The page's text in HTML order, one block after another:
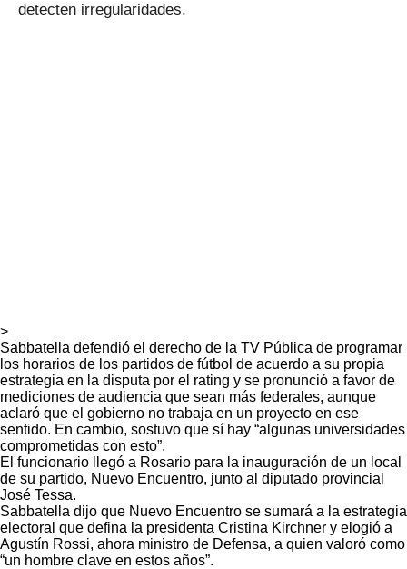
detecten irregularidades.
>
Sabbatella defendió el derecho de la TV Pública de programar
los horarios de los partidos de fútbol de acuerdo a su propia
estrategia en la disputa por el rating y se pronunció a favor de
mediciones de audiencia que sean más federales, aunque
aclaró que el gobierno no trabaja en un proyecto en ese
sentido. En cambio, sostuvo que sí hay “algunas universidades
comprometidas con esto”.
El funcionario llegó a Rosario para la inauguración de un local
de su partido, Nuevo Encuentro, junto al diputado provincial
José Tessa.
Sabbatella dijo que Nuevo Encuentro se sumará a la estrategia
electoral que defina la presidenta Cristina Kirchner y elogió a
Agustín Rossi, ahora ministro de Defensa, a quien valoró como
“un hombre clave en estos años”.